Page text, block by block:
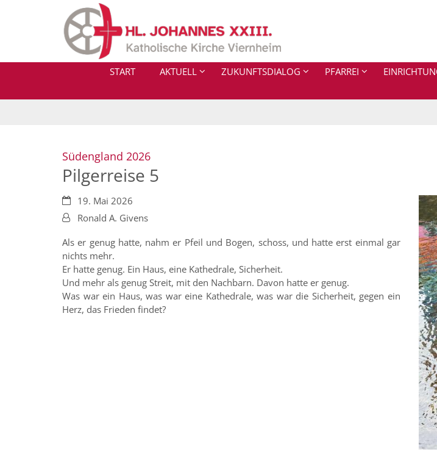
Zum Inhalt springen
START AKTUELL ZUKUNFTSDIALOG PFARREI
Südengland 2026:
Pilgerreise 5
Datum:19. Mai 2026
Von:Ronald A. Givens
Als er genug hatte, nahm er Pfeil und Bogen, schoss, und hatte erst einmal gar
nichts mehr.
Er hatte genug. Ein Haus, eine Kathedrale, Sicherheit.
Und mehr als genug Streit, mit den Nachbarn. Davon hatte er genug.
Was war ein Haus, was war eine Kathedrale, was war die Sicherheit, gegen ein
Herz, das Frieden findet?